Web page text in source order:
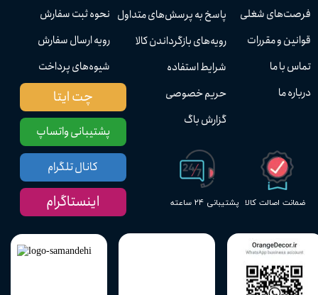
پشتیبانی ۲۴ ساعته ضمانت اصالت کالا
نحوه ثبت سفارش
رویه ارسال سفارش
شیوه‌های پرداخت
پاسخ به پرسش‌های متداول
رویه‌های بازگرداندن کالا
شرایط استفاده
حریم خصوصی
گزارش باگ
فرصت‌های شغلی
قوانین و مقررات
تماس با ما
درباره ما
پشتیبانی واتساپ
چت ایتا
کانال تلگرام
اینستاگرام